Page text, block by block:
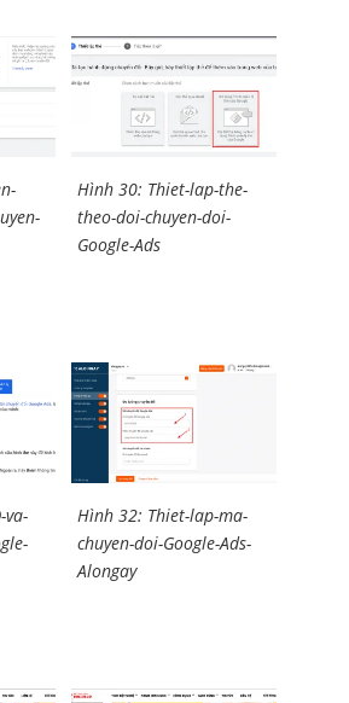
Hình 30: Thiet-lap-the-
theo-doi-chuyen-doi-
Google-Ads
va-
Hình 32: Thiet-lap-ma-
chuyen-doi-Google-Ads-
Alongay